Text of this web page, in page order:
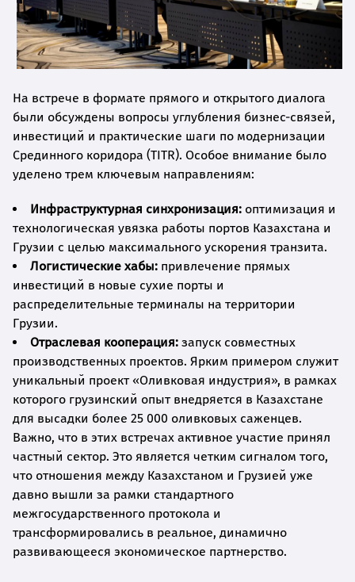
На встрече в формате прямого и открытого диалога
были обсуждены вопросы углубления бизнес-связей,
инвестиций и практические шаги по модернизации
Срединного коридора (TITR). Особое внимание было
уделено трем ключевым направлениям:
Инфраструктурная синхронизация: оптимизация и
технологическая увязка работы портов Казахстана и
Грузии с целью максимального ускорения транзита.
Логистические хабы: привлечение прямых
инвестиций в новые сухие порты и
распределительные терминалы на территории
Грузии.
Отраслевая кооперация: запуск совместных
производственных проектов. Ярким примером служит
уникальный проект «Оливковая индустрия», в рамках
которого грузинский опыт внедряется в Казахстане
для высадки более 25 000 оливковых саженцев.
Важно, что в этих встречах активное участие принял
частный сектор. Это является четким сигналом того,
что отношения между Казахстаном и Грузией уже
давно вышли за рамки стандартного
межгосударственного протокола и
трансформировались в реальное, динамично
развивающееся экономическое партнерство.